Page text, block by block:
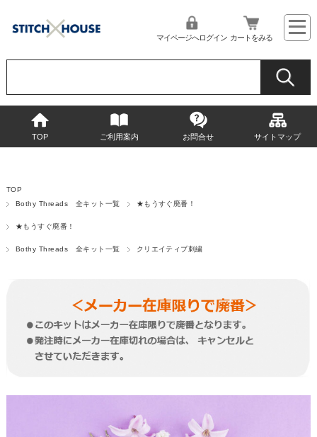
マイページへログイン カートをみる
TOP ご利用案内 お問合せ サイトマップ
TOP
Bothy Threads 全キット一覧
★もうすぐ廃番！
★もうすぐ廃番！
Bothy Threads 全キット一覧 クリエイティブ刺繍